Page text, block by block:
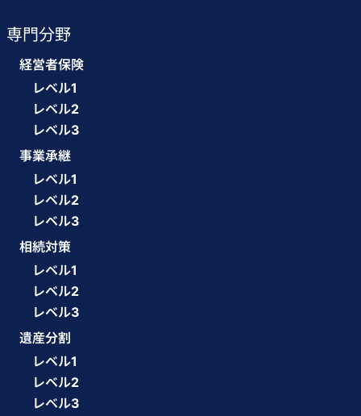
専門分野
経営者保険
レベル1
レベル2
レベル3
事業承継
レベル1
レベル2
レベル3
相続対策
レベル1
レベル2
レベル3
遺産分割
レベル1
レベル2
レベル3